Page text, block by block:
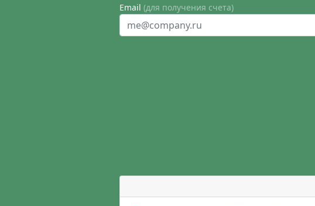
Email (для получения счета)